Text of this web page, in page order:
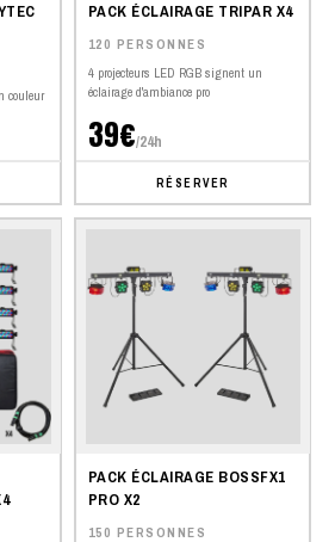
couleur
PACK ÉCLAIRAGE TRIPAR X4
120 PERSONNES
4 projecteurs LED RGB signent un
éclairage d'ambiance pro
39€/24h
RÉSERVER
PACK ÉCLAIRAGE BOSSFX1
PRO X2
150 PERSONNES